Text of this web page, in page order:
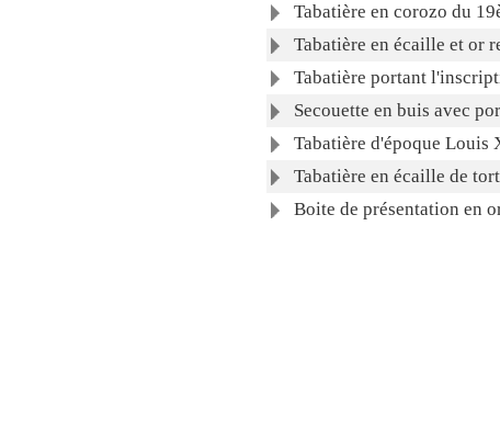
Tabatière en corozo du
Tabatière en écaille et or
Tabatière portant
Secouette en buis avec
Tabatière d'époque Louis
Tabatière en écaille de
Boite de présentation en